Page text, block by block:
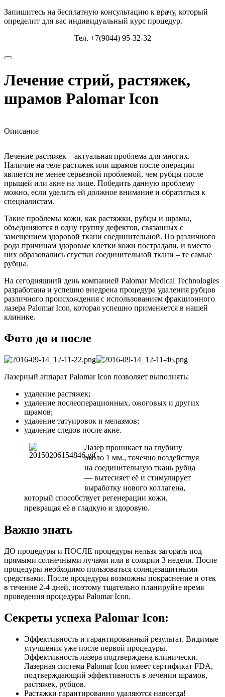
Запишитесь на бесплатную консультацию к врачу, который
определит для вас индивидуальный курс процедур.
Тел. +7(9044) 95-32-32
Лечение стрий, растяжек,
шрамов Palomar Icon
Описание
Лечение растяжек – актуальная проблема для многих.
Наличие на теле растяжек или шрамов после операции
является не менее серьезной проблемой, чем рубцы после
прыщей или акне на лице. Победить данную проблему
можно, если уделить ей должное внимание и обратиться к
специалистам.
Такие проблемы кожи, как растяжки, рубцы и шрамы,
объединяются в одну группу дефектов, связанных с
замещением здоровой ткани соединительной. По различного
рода причинам здоровые клетки кожи пострадали, и вместо
них образовались сгустки соединительной ткани – те самые
рубцы.
На сегодняшний день компанией Palomar Medical Technologies
разработана и успешно внедрена процедура удаления рубцов
различного происхождения с использованием фракционного
лазера Palomar Icon, которая успешно применяется в нашей
клинике.
Фото до и после
Лазерный аппарат Palomar Icon позволяет выполнять:
удаление растяжек;
удаление послеоперационных, ожоговых и других
шрамов;
удаление татуировок и мелазмов;
удаление следов после акне.
Лазер проникает на глубину
около 1 мм., точечно воздействуя
на соединительную ткань рубца
— вытесняет её и стимулирует
выработку нового коллагена,
который способствует регенерации кожи,
превращая её в гладкую и здоровую.
Важно знать
ДО процедуры и ПОСЛЕ процедуры нельзя загорать под
прямыми солнечными лучами или в солярии 3 недели. После
процедуры необходимо пользоваться солнцезащитными
средствами. После процедуры возможны покраснение и отек
в течение 2-4 дней, поэтому тщательно планируйте время
проведения процедуры Palomar Icon.
Секреты успеха Palomar Icon:
Эффективность и гарантированный результат. Видимые
улучшения уже после первой процедуры.
Эффективность лазера подтверждена клинически.
Лазерная система Palomar Icon имеет сертификат FDA,
подтверждающий эффективность в лечении шрамов,
растяжек, рубцов.
Растяжки гарантированно удаляются навсегда!